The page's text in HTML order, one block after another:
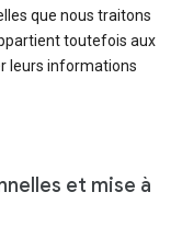
que nous traitons
toutefois aux
leurs informations
et mise à